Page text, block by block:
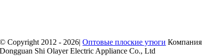
© Copyright 2012 - 2026|Оптовые плоские утюги Компания
Dongguan Shi Olayer Electric Appliance Co., Ltd